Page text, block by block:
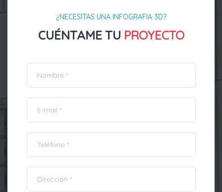
¿NECESITAS UNA INFOGRAFIA 3D?
CUÉNTAME TU PROYECTO